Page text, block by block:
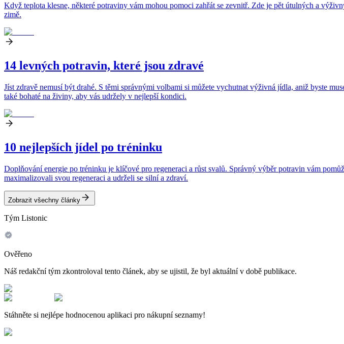
Když teplota klesne, některé potraviny vám mohou pomoci zahřát se zevnitř. Zde je pět útulných a
zimě.
14 levných potravin, které jsou zdravé
Jíst zdravě nemusí být drahé. S těmi správnými volbami si můžete vychutnat výživná jídla, aniž byste
také bohaté na živiny, aby vás udržely v nejlepší kondici.
10 nejlepších jídel po tréninku
Doplňování energie po tréninku je klíčové pro regeneraci a růst svalů. Správný výběr potravin vám
maximalizovali svou regeneraci a udrželi se silní a zdraví.
Zobrazit všechny články
Tým Listonic
Ověřeno
Náš redakční tým zkontroloval tento článek, aby se ujistil, že byl aktuální v době publikace.
Stáhněte si nejlépe hodnocenou aplikaci pro nákupní seznamy!